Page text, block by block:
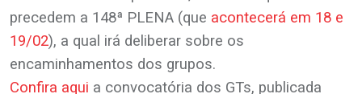
precedem a 148ª PLENA (que acontecerá em 18 e
19/02), a qual irá deliberar sobre os
encaminhamentos dos grupos.
Confira aqui a convocatória dos GTs, publicada